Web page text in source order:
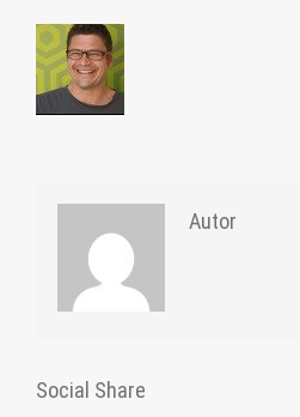
Autor
Social Share